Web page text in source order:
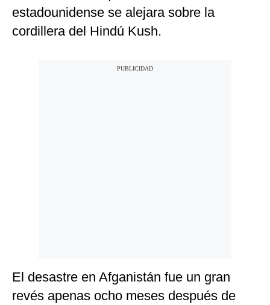
estadounidense se alejara sobre la
cordillera del Hindú Kush.
El desastre en Afganistán fue un gran
revés apenas ocho meses después de